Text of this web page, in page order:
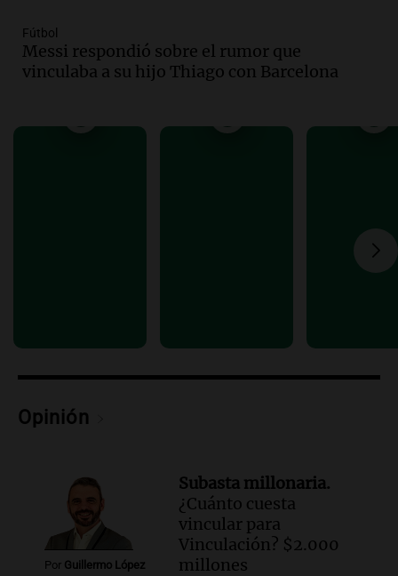
Episodios
Audio.Río Gallegos reporta frío extremo
y llega avión para escuelas de la décima
Episodios
Fútbol
Messi respondió sobre el rumor que
vinculaba a su hijo Thiago con Barcelona
Opinión
Por Guillermo López
Subasta millonaria.
¿Cuánto cuesta
vincular para
Vinculación? $2.000
millones